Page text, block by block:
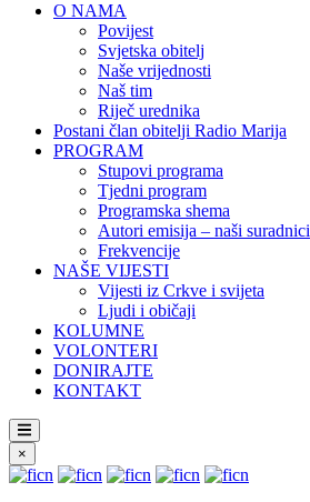
O NAMA
Povijest
Svjetska obitelj
Naše vrijednosti
Naš tim
Riječ urednika
Postani član obitelji Radio Marija
PROGRAM
Stupovi programa
Tjedni program
Programska shema
Autori emisija – naši suradnici
Frekvencije
NAŠE VIJESTI
Vijesti iz Crkve i svijeta
Ljudi i običaji
KOLUMNE
VOLONTERI
DONIRAJTE
KONTAKT
×